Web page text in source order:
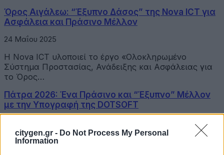
citygen.gr - Do Not Process My Personal
Information
Όρος Αιγάλεω: “Έξυπνο Δάσος” της Nova ICT για
Ασφάλεια και Πράσινο Μέλλον
24 Μαΐου 2025
H Nova ICT υλοποιεί το έργο «Ολοκληρωμένο
Σύστημα Προστασίας, Ανάδειξης και Ασφάλειας για
το Όρος…
Πάτρα 2026: Ένα Πράσινο και “Έξυπνο” Μέλλον
με την Υπογραφή της DOTSOFT
Νέο ολοκληρωμένο σύστημα για την παρακολούθηση